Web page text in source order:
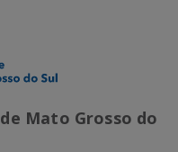
Mato Grosso do